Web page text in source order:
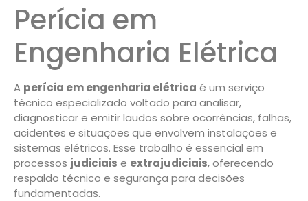
Perícia em
Engenharia Elétrica
A perícia em engenharia elétrica é um serviço
técnico especializado voltado para analisar,
diagnosticar e emitir laudos sobre ocorrências, falhas,
acidentes e situações que envolvem instalações e
sistemas elétricos. Esse trabalho é essencial em
processos judiciais e extrajudiciais, oferecendo
respaldo técnico e segurança para decisões
fundamentadas.